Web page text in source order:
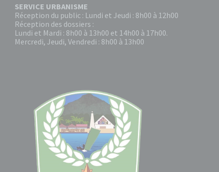
SERVICE URBANISME
Réception du public : Lundi et Jeudi : 8h00 à 12h00
Réception des dossiers :
Lundi et Mardi : 8h00 à 13h00 et 14h00 à 17h00.
Mercredi, Jeudi, Vendredi : 8h00 à 13h00